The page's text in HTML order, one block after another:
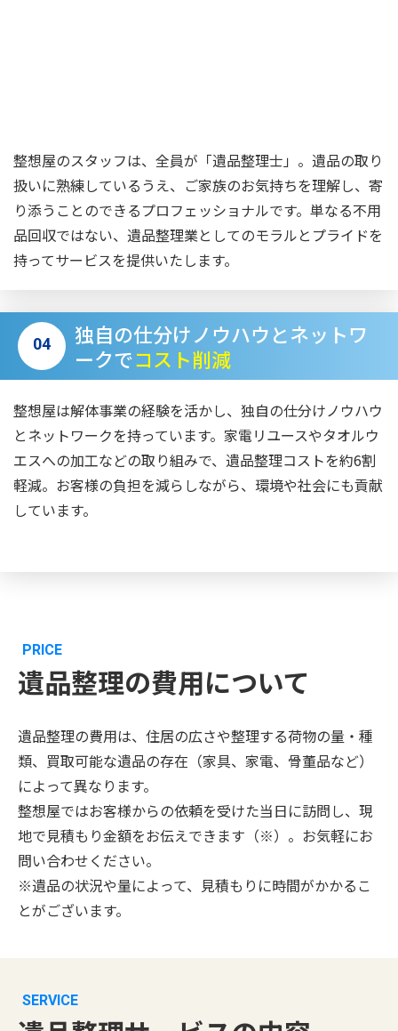
整想屋のスタッフは、全員が「遺品整理士」。遺品の取り
扱いに熟練しているうえ、ご家族のお気持ちを理解し、寄
り添うことのできるプロフェッショナルです。単なる不用
品回収ではない、遺品整理業としてのモラルとプライドを
持ってサービスを提供いたします。
04
独自の仕分けノウハウとネットワ
ークでコスト削減
整想屋は解体事業の経験を活かし、独自の仕分けノウハウ
とネットワークを持っています。家電リユースやタオルウ
エスへの加工などの取り組みで、遺品整理コストを約6割
軽減。お客様の負担を減らしながら、環境や社会にも貢献
しています。
PRICE
遺品整理の費用について
遺品整理の費用は、住居の広さや整理する荷物の量・種
類、買取可能な遺品の存在（家具、家電、骨董品など）
によって異なります。
整想屋ではお客様からの依頼を受けた当日に訪問し、現
地で見積もり金額をお伝えできます（※）。お気軽にお
問い合わせください。
※遺品の状況や量によって、見積もりに時間がかかるこ
とがございます。
SERVICE